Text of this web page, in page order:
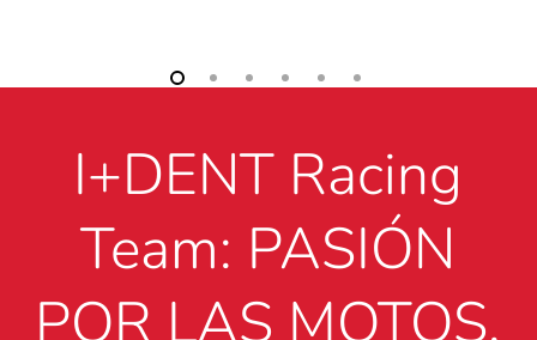
I+DENT Racing
Team: PASIÓN
POR LAS MOTOS.